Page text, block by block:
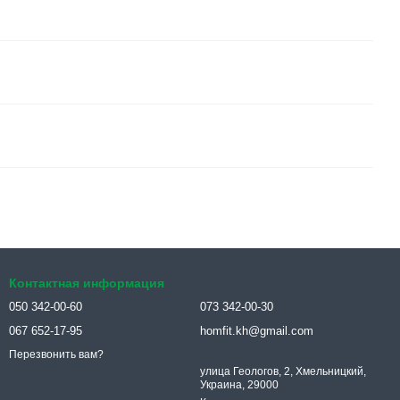
Контактная информация
050 342-00-60
067 652-17-95
Перезвонить вам?
073 342-00-30
homfit.kh@gmail.com
улица Геологов, 2, Хмельницкий,
Украина, 29000